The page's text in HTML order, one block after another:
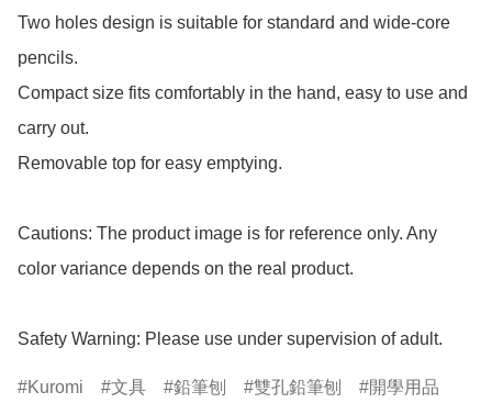
Two holes design is suitable for standard and wide-core
pencils.
Compact size fits comfortably in the hand, easy to use and
carry out.
Removable top for easy emptying.
Cautions: The product image is for reference only. Any
color variance depends on the real product.
Safety Warning: Please use under supervision of adult.
Kuromi 文具 鉛筆刨 雙孔鉛筆刨
開學用品